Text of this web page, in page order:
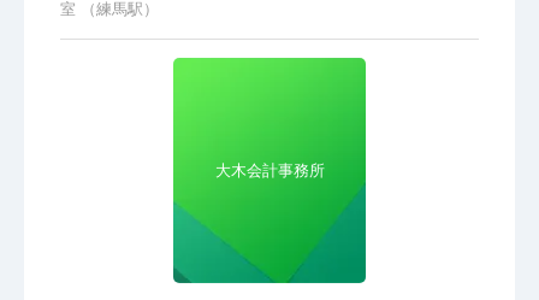
室 （練馬駅）
大木会計事務所